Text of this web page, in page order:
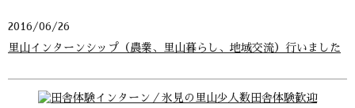
2016/06/26
里山インターンシップ（農業、里山暮らし、地域交流）行いました